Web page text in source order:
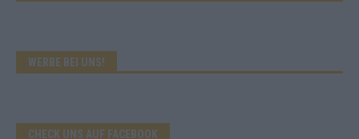
WERBE BEI UNS!
CHECK UNS AUF FACEBOOK